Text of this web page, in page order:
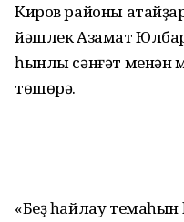
Киров районы
йәшлек Азамат
һынлы сәнғәт менән
төшөрә.
«Беҙ һайлау